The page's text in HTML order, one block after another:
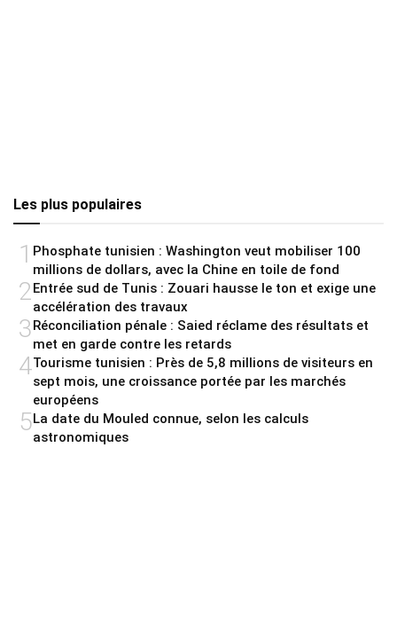
Les plus populaires
1 Phosphate tunisien : Washington veut mobiliser 100
millions de dollars, avec la Chine en toile de fond
2 Entrée sud de Tunis : Zouari hausse le ton et exige une
accélération des travaux
3Réconciliation pénale : Saied réclame des résultats et
met en garde contre les retards
4Tourisme tunisien : Près de 5,8 millions de visiteurs en
sept mois, une croissance portée par les marchés
européens
5La date du Mouled connue, selon les calculs
astronomiques